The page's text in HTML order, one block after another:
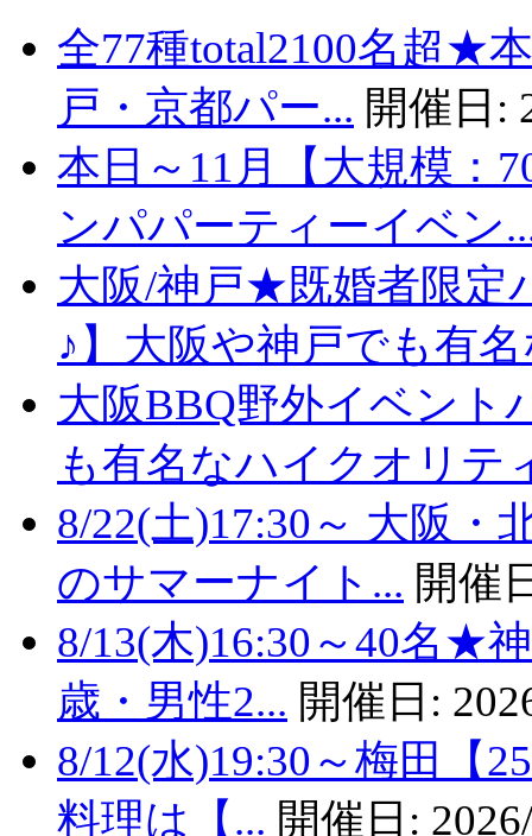
全77種total2100名超★
戸・京都パー... 開催日:
本日～11月【大規模：
ンパパーティーイベン
大阪/神戸★既婚者限定
♪】大阪や神戸でも有
大阪BBQ野外イベント
も有名なハイクオリテ
8/22(土)17:30～ 大阪
のサマーナイト... 開催
8/13(木)16:30～40名★
歳・男性2... 開催日:
8/12(水)19:30～梅田【
料理は【... 開催日: